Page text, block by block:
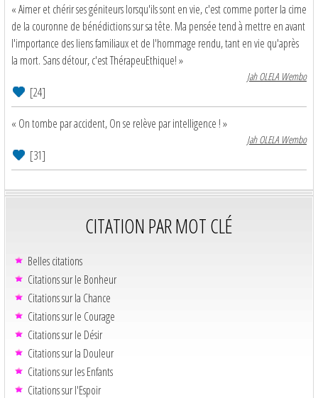
« Aimer et chérir ses géniteurs lorsqu'ils sont en vie, c'est comme porter la cime
de la couronne de bénédictions sur sa tête. Ma pensée tend à mettre en avant
l'importance des liens familiaux et de l'hommage rendu, tant en vie qu'après
la mort. Sans détour, c'est ThérapeuEthique! »
Jah OLELA Wembo
[24]
« On tombe par accident, On se relève par intelligence ! »
Jah OLELA Wembo
[31]
CITATION PAR MOT CLÉ
Belles citations
Citations sur le Bonheur
Citations sur la Chance
Citations sur le Courage
Citations sur le Désir
Citations sur la Douleur
Citations sur les Enfants
Citations sur l'Espoir